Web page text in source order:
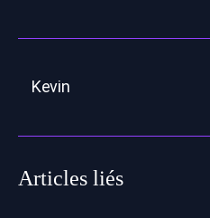
Kevin
Articles liés